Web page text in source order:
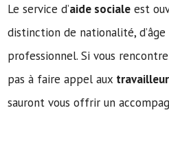
Le service d’aide sociale est
distinction de nationalité,
professionnel. Si vous
pas à faire appel aux
sauront vous offrir un